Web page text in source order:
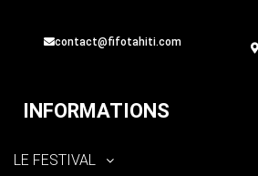
contact@fifotahiti.com
INFORMATIONS
LE FESTIVAL